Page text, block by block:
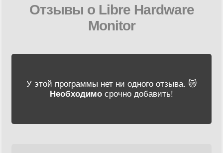
Отзывы о Libre Hardware
Monitor
У этой программы нет ни одного отзыва. 😿
Необходимо срочно добавить!